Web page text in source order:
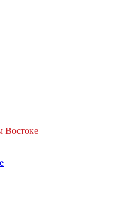
Востоке